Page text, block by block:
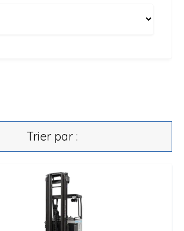
Trier par :